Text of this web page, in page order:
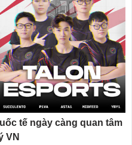
tế ngày càng quan tâm
VN